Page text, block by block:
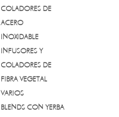
COLADORES DE
ACERO
INOXIDABLE
INFUSORES Y
COLADORES DE
FIBRA VEGETAL
VARIOS
BLENDS CON YERBA